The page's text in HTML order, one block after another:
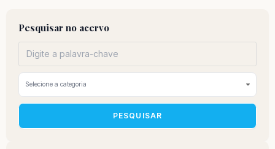
Pesquisar no acervo
PESQUISAR